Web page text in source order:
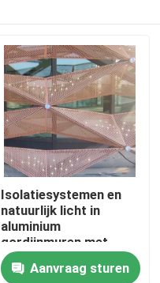
Isolatiesystemen en
natuurlijk licht in
aluminium
gordijnmuren met
geavanceerde
glastechnologieën
Aanvraag sturen